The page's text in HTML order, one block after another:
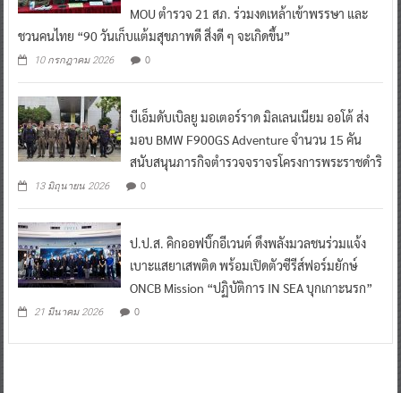
MOU ตำรวจ 21 สภ. ร่วมงดเหล้าเข้าพรรษา และ
ชวนคนไทย “90 วันเก็บแต้มสุขภาพดี สิ่งดี ๆ จะเกิดขึ้น”
10 กรกฎาคม 2026 0
บีเอ็มดับเบิลยู มอเตอร์ราด มิลเลนเนียม ออโต้ ส่ง
มอบ BMW F900GS Adventure จำนวน 15 คัน
สนับสนุนภารกิจตำรวจจราจรโครงการพระราชดำริ
13 มิถุนายน 2026 0
ป.ป.ส. คิกออฟบิ๊กอีเวนต์ ดึงพลังมวลชนร่วมแจ้ง
เบาะแสยาเสพติด พร้อมเปิดตัวซีรีส์ฟอร์มยักษ์
ONCB Mission “ปฏิบัติการ IN SEA บุกเกาะนรก”
21 มีนาคม 2026 0